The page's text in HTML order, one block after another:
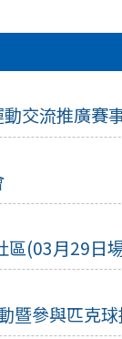
交流推廣賽
區(03月29日
暨參與匹克